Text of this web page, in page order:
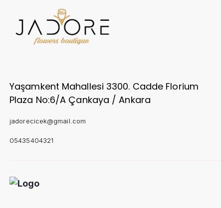
Yaşamkent Mahallesi 3300. Cadde Florium
Plaza No:6/A Çankaya / Ankara
jadorecicek@gmail.com
05435404321